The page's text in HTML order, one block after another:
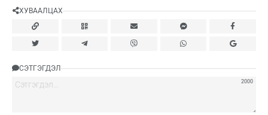
ХУВААЛЦАХ
СЭТГЭГДЭЛ
2000